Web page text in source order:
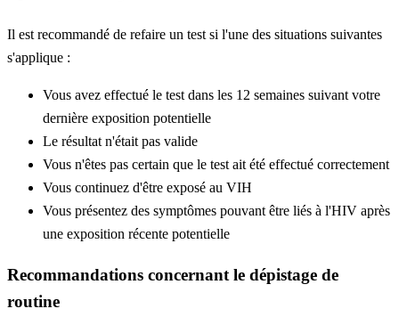
Il est recommandé de refaire un test si l'une des situations suivantes
s'applique :
Vous avez effectué le test dans les 12 semaines suivant votre
dernière exposition potentielle
Le résultat n'était pas valide
Vous n'êtes pas certain que le test ait été effectué correctement
Vous continuez d'être exposé au VIH
Vous présentez des symptômes pouvant être liés à l'HIV après
une exposition récente potentielle
Recommandations concernant le dépistage de
routine